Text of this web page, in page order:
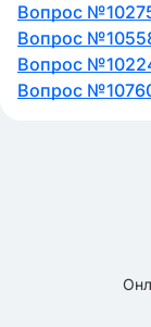
Вопрос
Вопрос
Вопрос
Вопрос